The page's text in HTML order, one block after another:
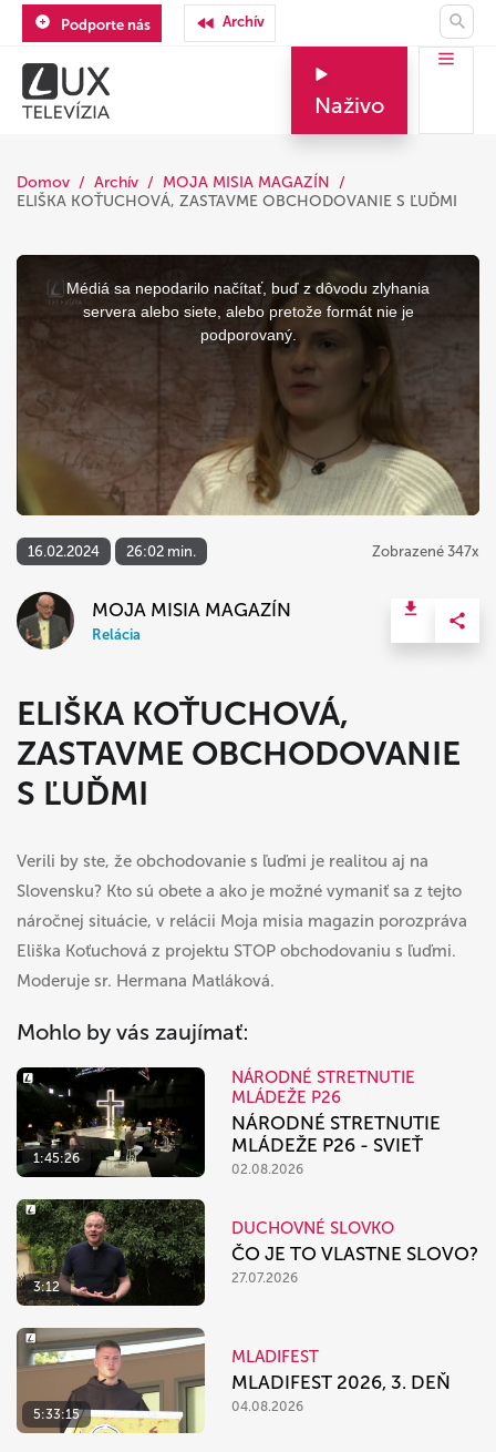
Podporte nás Archív
Naživo
Domov Archív
MOJA MISIA MAGAZÍN
ELIŠKA KOŤUCHOVÁ, ZASTAVME OBCHODOVANIE S ĽUĎMI
This
window.
Médiá sa nepodarilo načítať, buď z dôvodu zlyhania
servera alebo siete, alebo pretože formát nie je
podporovaný.
16.02.2024 26:02 min. Zobrazené 347x
MOJA MISIA MAGAZÍN
Relácia
ELIŠKA KOŤUCHOVÁ,
ZASTAVME OBCHODOVANIE
S ĽUĎMI
Verili by ste, že obchodovanie s ľuďmi je realitou aj na
Slovensku? Kto sú obete a ako je možné vymaniť sa z tejto
náročnej situácie, v relácii Moja misia magazin porozpráva
Eliška Koťuchová z projektu STOP obchodovaniu s ľuďmi.
Moderuje sr. Hermana Matláková.
Mohlo by vás zaujímať:
1:45:26
NÁRODNÉ STRETNUTIE
MLÁDEŽE P26
NÁRODNÉ STRETNUTIE
MLÁDEŽE P26 - SVIEŤ
02.08.2026
3:12
DUCHOVNÉ SLOVKO
ČO JE TO VLASTNE SLOVO?
27.07.2026
5:33:15
MLADIFEST
MLADIFEST 2026, 3. DEŇ
04.08.2026